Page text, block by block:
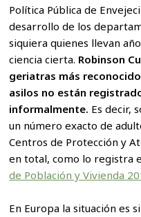
Política Pública de
desarrollo de los
siquiera quienes llevan
ciencia cierta. Robinson
geriatras más
asilos no están
informalmente. Es decir,
un número exacto de
Centros de Protección y
en total, como lo registra
de Población y Vivienda
En Europa la situación es